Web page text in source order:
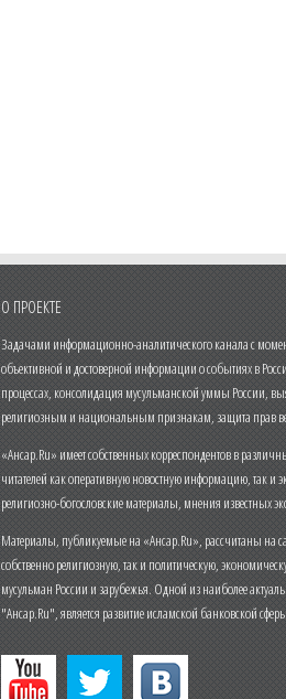
О ПРОЕКТЕ
Задачами информационно-аналитического канала с
объективной и достоверной информации о событиях в
процессах, консолидация мусульманской уммы России,
религиозным и национальным признакам, защита прав
«Ансар.Ru» имеет собственных корреспондентов в
читателей как оперативную новостную информацию, так и
религиозно-богословские материалы, мнения известных
Материалы, публикуемые на «Ансар.Ru», рассчитаны на
собственно религиозную, так и политическую,
мусульман России и зарубежья. Одной из наиболее
"Ансар.Ru", является развитие исламской банковской